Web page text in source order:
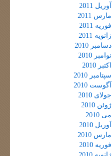
آوریل 2011
مارس 2011
فوریه 2011
ژانویه 2011
دسامبر 2010
نوامبر 2010
اکتبر 2010
سپتامبر 2010
آگوست 2010
جولای 2010
ژوئن 2010
می 2010
آوریل 2010
مارس 2010
فوریه 2010